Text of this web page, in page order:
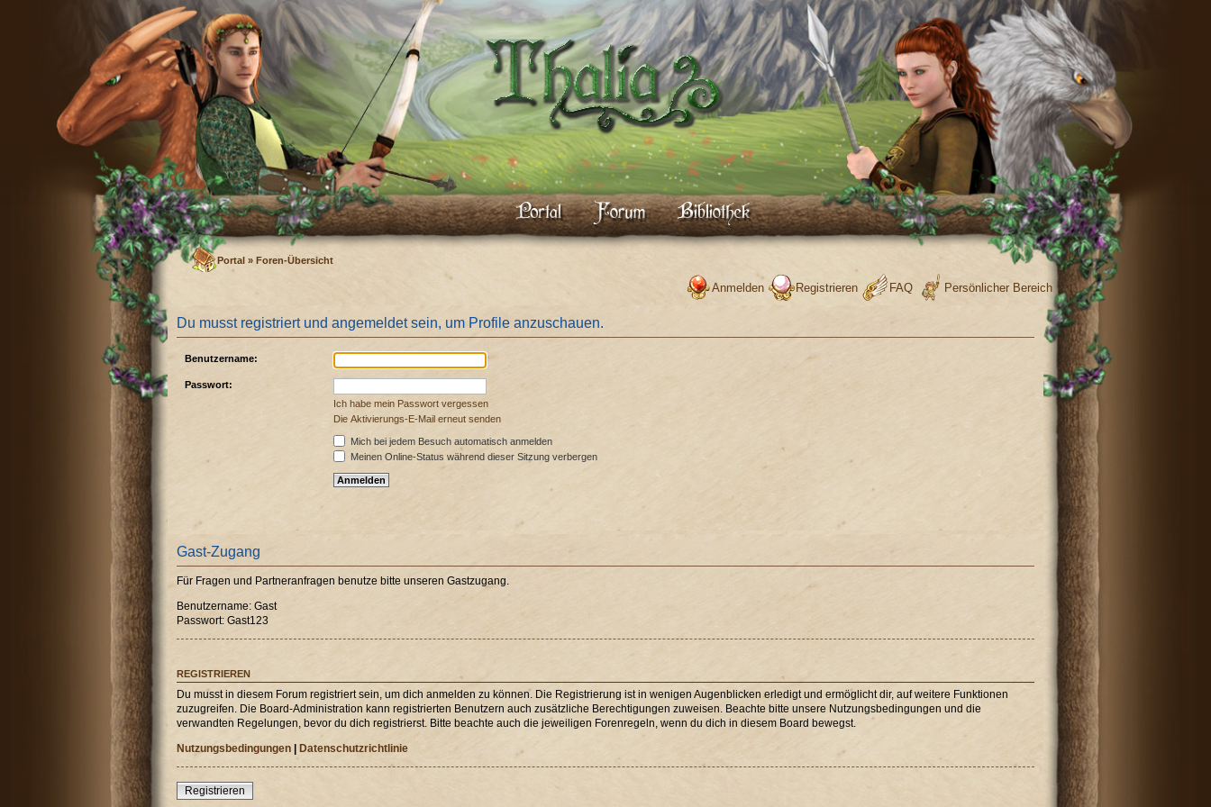
Portal » Foren-Übersicht
Persönlicher Bereich
FAQ
Registrieren
Anmelden
Du musst registriert und angemeldet sein, um Profile anzuschauen.
Benutzername:
Passwort:
Ich habe mein Passwort vergessen
Die Aktivierungs-E-Mail erneut senden
Mich bei jedem Besuch automatisch anmelden
Meinen Online-Status während dieser Sitzung verbergen
Gast-Zugang
Für Fragen und Partneranfragen benutze bitte unseren Gastzugang.
Benutzername: Gast
Passwort: Gast123
REGISTRIEREN
Du musst in diesem Forum registriert sein, um dich anmelden zu können. Die Registrierung ist in wenigen Augenblicken erledigt und ermöglicht dir, auf weitere Funktionen
zuzugreifen. Die Board-Administration kann registrierten Benutzern auch zusätzliche Berechtigungen zuweisen. Beachte bitte unsere Nutzungsbedingungen und die
verwandten Regelungen, bevor du dich registrierst. Bitte beachte auch die jeweiligen Forenregeln, wenn du dich in diesem Board bewegst.
Nutzungsbedingungen |Datenschutzrichtlinie
Registrieren